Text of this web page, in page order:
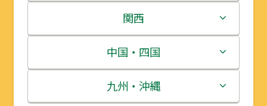
岩手県
宮城県
秋田県
栃木県
群馬県
埼玉県
新潟県
富山県
石川県
関西
三重県
滋賀県
中国・四国
鳥取県
九州・沖縄